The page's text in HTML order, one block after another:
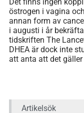
Det finns ingen
östrogen i vagina
annan form av
i augusti i år
tidskriften The
DHEA är dock inte
att anta att det
Artikelsök